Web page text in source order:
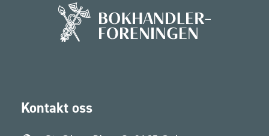
Kontakt oss